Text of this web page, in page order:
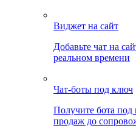
Виджет на сайт
Добавьте чат на
реальном времени
Чат-боты под ключ
Получите бота под
продаж до